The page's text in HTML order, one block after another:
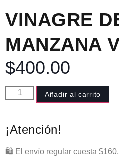
VINAGRE
MANZANA
$400.00
Añadir al carrito
¡Atención!
🛍️ El envío regular cuesta